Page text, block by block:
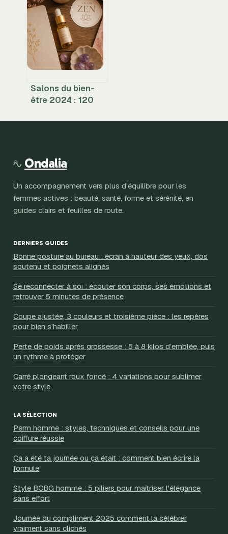
résultats, preuves
et précautions à
connaître
Salons du bien-
être 2024 : 120
conférences et
Ondalia
Un accompagnement vers plus d'équilibre pour les
femmes actives : beauté, santé, forme et sérénité, en
guides clairs et feuilles de route.
DERNIERS GUIDES
Bonne posture au bureau : écran à hauteur des yeux, dos
soutenu et poignets alignés
Se reconnecter à soi : écouter son corps, ses émotions et
retrouver 5 minutes de présence
Coupe ajustée, 3 couleurs et troisième pièce : les repères
pour bien s’habiller
Perte de poids après grossesse : 5 à 8 kilos d’emblée, puis
un rythme à protéger
Carré plongeant roux foncé : 4 variations pour sublimer
votre style
LA SÉLECTION
Perm homme : styles, techniques et conseils pour une
coiffure réussie
Ça a été ta journée ou ça était : comment bien écrire la
formule
Style BCBG homme : 5 piliers pour maîtriser l'élégance
sans effort
Journée du compliment 2025 comment la célébrer
vraiment sans clichés